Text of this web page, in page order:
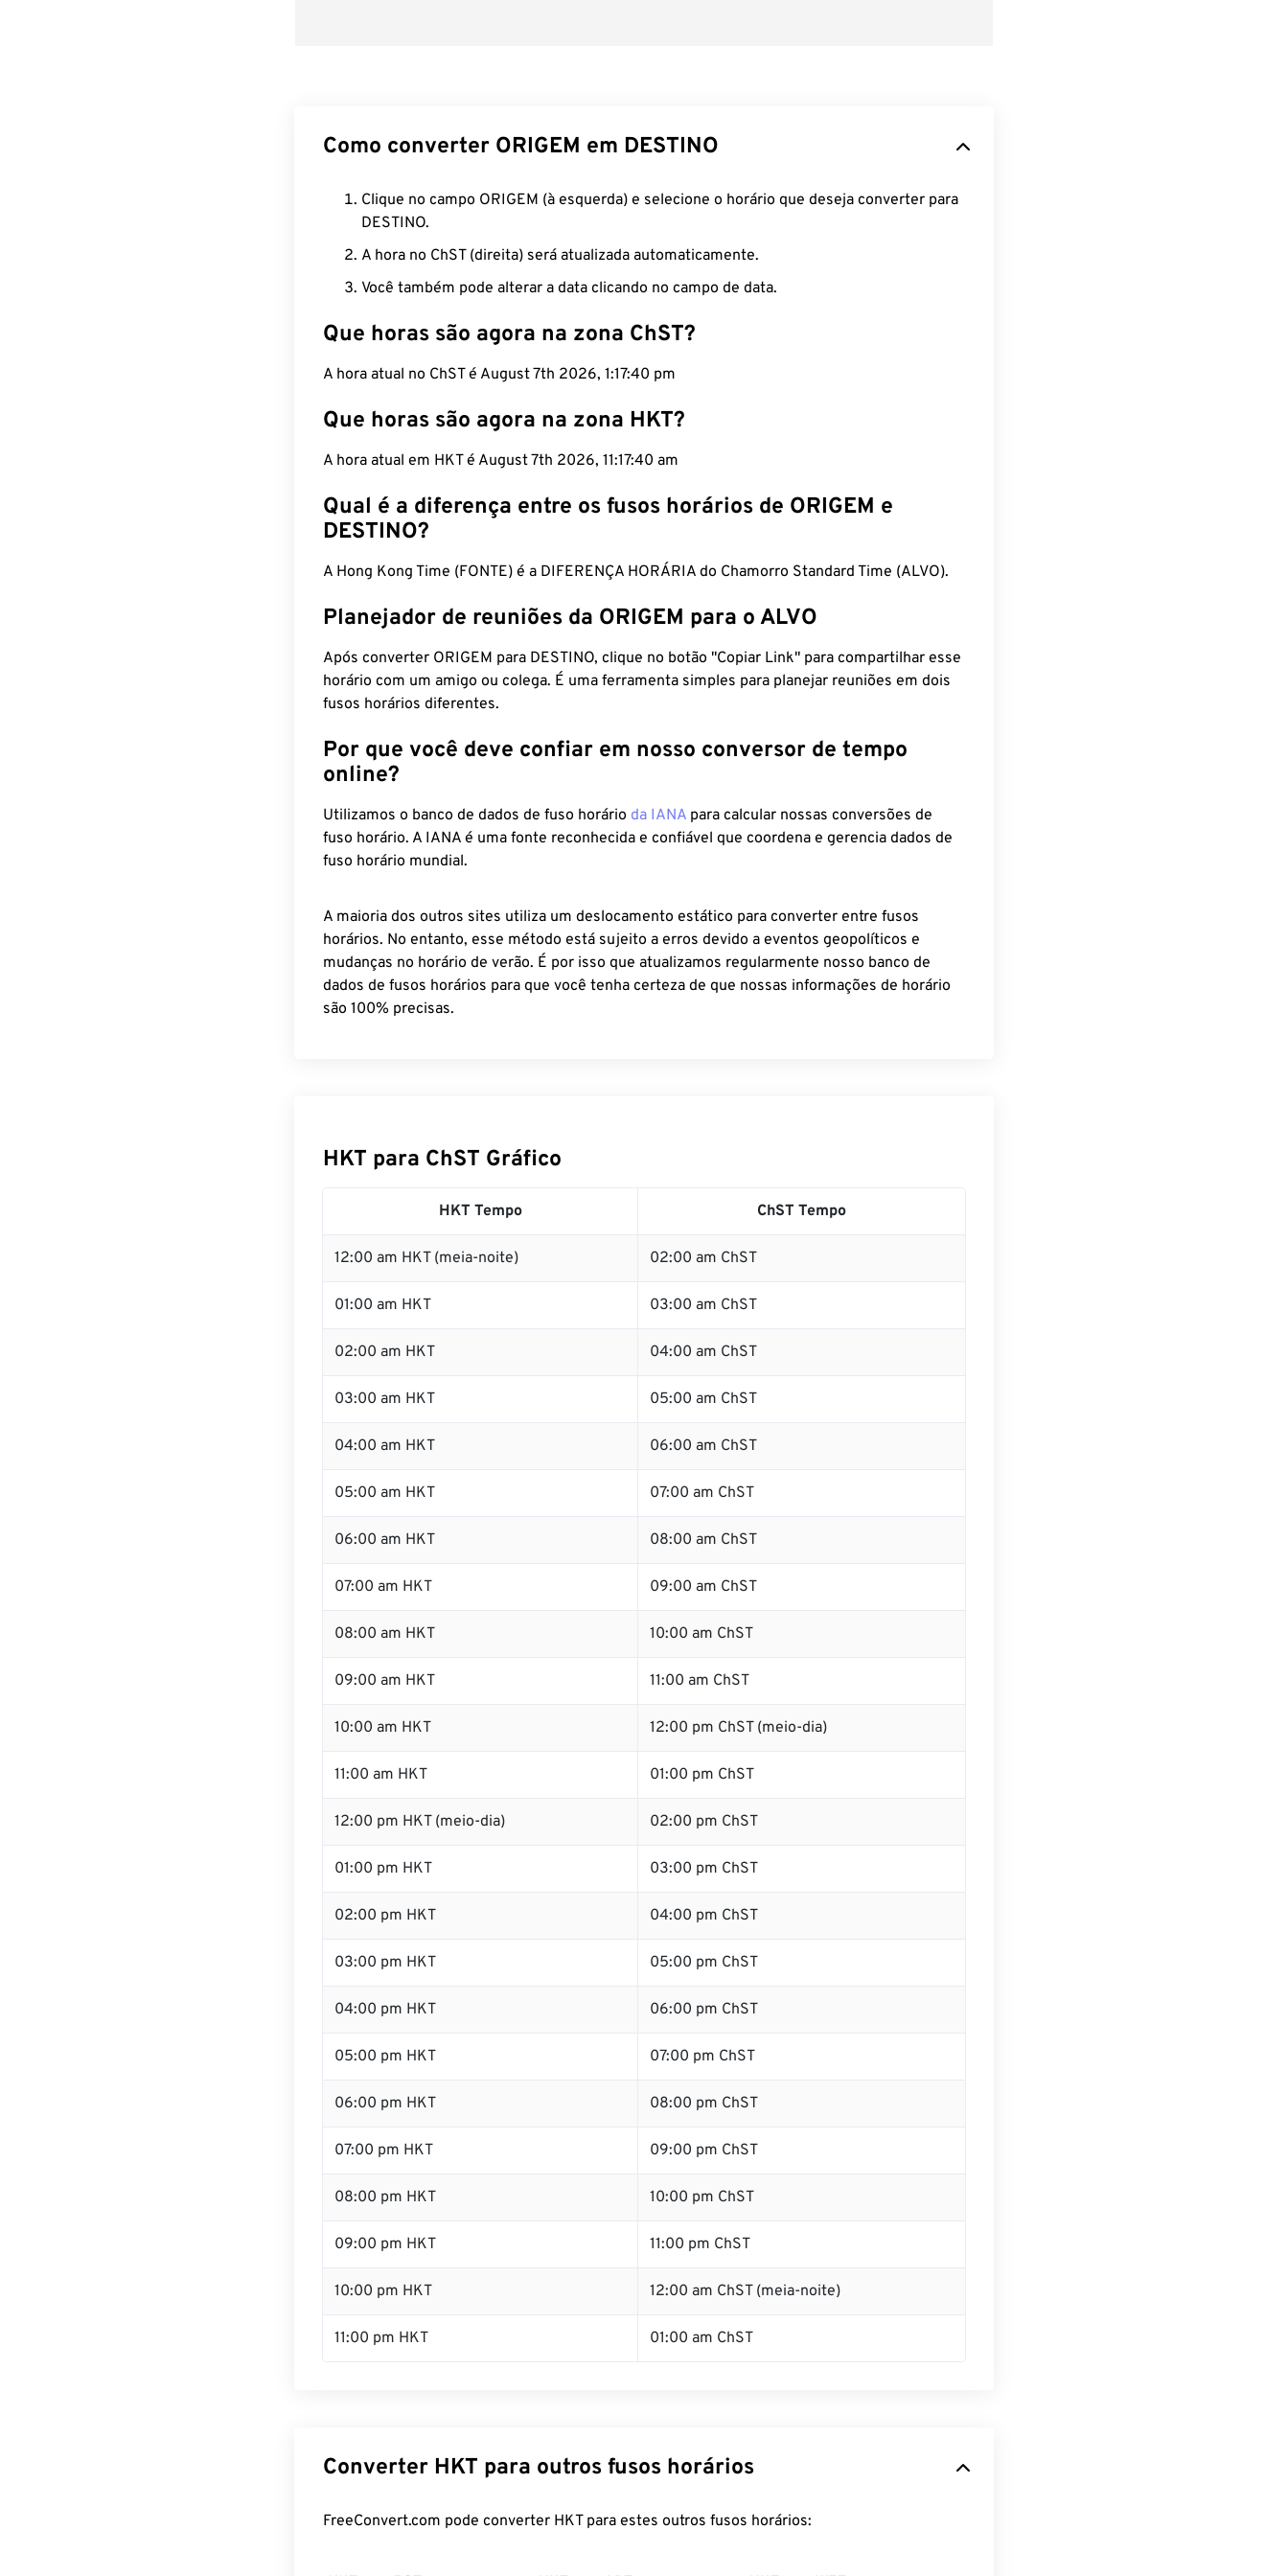
Como converter ORIGEM em DESTINO
Clique no campo ORIGEM (à esquerda) e selecione o horário que deseja converter para
DESTINO.
A hora no ChST (direita) será atualizada automaticamente.
Você também pode alterar a data clicando no campo de data.
Que horas são agora na zona ChST?
A hora atual no ChST é August 7th 2026, 1:17:41 pm
Que horas são agora na zona HKT?
A hora atual em HKT é August 7th 2026, 11:17:41 am
Qual é a diferença entre os fusos horários de ORIGEM e
DESTINO?
A Hong Kong Time (FONTE) é a DIFERENÇA HORÁRIA do Chamorro Standard Time (ALVO).
Planejador de reuniões da ORIGEM para o ALVO
Após converter ORIGEM para DESTINO, clique no botão "Copiar Link" para compartilhar esse
horário com um amigo ou colega. É uma ferramenta simples para planejar reuniões em dois
fusos horários diferentes.
Por que você deve confiar em nosso conversor de tempo
online?
Utilizamos o banco de dados de fuso horário da IANA para calcular nossas conversões de
fuso horário. A IANA é uma fonte reconhecida e confiável que coordena e gerencia dados de
fuso horário mundial.
A maioria dos outros sites utiliza um deslocamento estático para converter entre fusos
horários. No entanto, esse método está sujeito a erros devido a eventos geopolíticos e
mudanças no horário de verão. É por isso que atualizamos regularmente nosso banco de
dados de fusos horários para que você tenha certeza de que nossas informações de horário
são 100% precisas.
HKT para ChST Gráfico
HKT Tempo ChST Tempo
12:00 am HKT (meia-noite) 02:00 am ChST
01:00 am HKT 03:00 am ChST
02:00 am HKT 04:00 am ChST
03:00 am HKT 05:00 am ChST
04:00 am HKT 06:00 am ChST
05:00 am HKT 07:00 am ChST
06:00 am HKT 08:00 am ChST
07:00 am HKT 09:00 am ChST
08:00 am HKT 10:00 am ChST
09:00 am HKT 11:00 am ChST
10:00 am HKT 12:00 pm ChST (meio-dia)
11:00 am HKT 01:00 pm ChST
12:00 pm HKT (meio-dia) 02:00 pm ChST
01:00 pm HKT 03:00 pm ChST
02:00 pm HKT 04:00 pm ChST
03:00 pm HKT 05:00 pm ChST
04:00 pm HKT 06:00 pm ChST
05:00 pm HKT 07:00 pm ChST
06:00 pm HKT 08:00 pm ChST
07:00 pm HKT 09:00 pm ChST
08:00 pm HKT 10:00 pm ChST
09:00 pm HKT 11:00 pm ChST
10:00 pm HKT 12:00 am ChST (meia-noite)
11:00 pm HKT 01:00 am ChST
Converter HKT para outros fusos horários
FreeConvert.com pode converter HKT para estes outros fusos horários: